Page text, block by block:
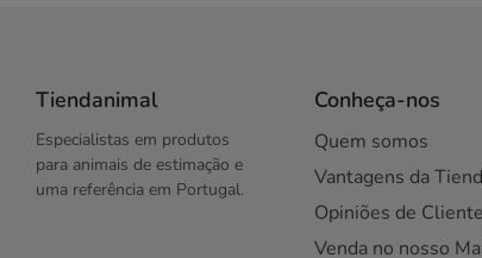
Tiendanimal
Especialistas em produtos
para animais de estimação e
uma referência em Portugal.
Conheça-nos
Quem somos
Vantagens da
Opiniões de
Venda no nosso